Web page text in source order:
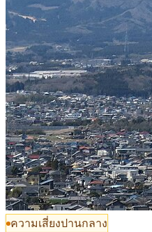
ความเสี่ยงปานกลาง